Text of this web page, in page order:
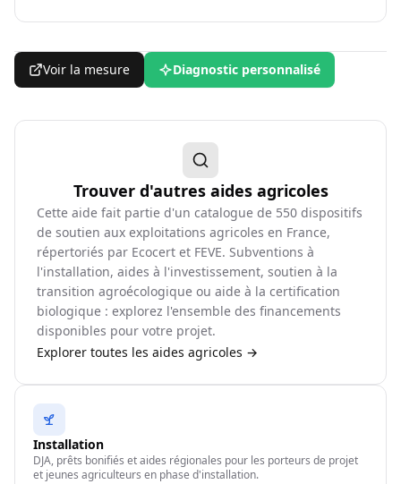
Voir la mesure Diagnostic personnalisé
Trouver d'autres aides agricoles
Cette aide fait partie d'un catalogue de 550 dispositifs
de soutien aux exploitations agricoles en France,
répertoriés par Ecocert et FEVE. Subventions à
l'installation, aides à l'investissement, soutien à la
transition agroécologique ou aide à la certification
biologique : explorez l'ensemble des financements
disponibles pour votre projet.
Explorer toutes les aides agricoles →
Installation
DJA, prêts bonifiés et aides régionales pour les porteurs de projet
et jeunes agriculteurs en phase d'installation.